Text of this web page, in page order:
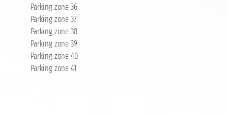
Parking zone 36
Parking zone 37
Parking zone 38
Parking zone 39
Parking zone 40
Parking zone 41